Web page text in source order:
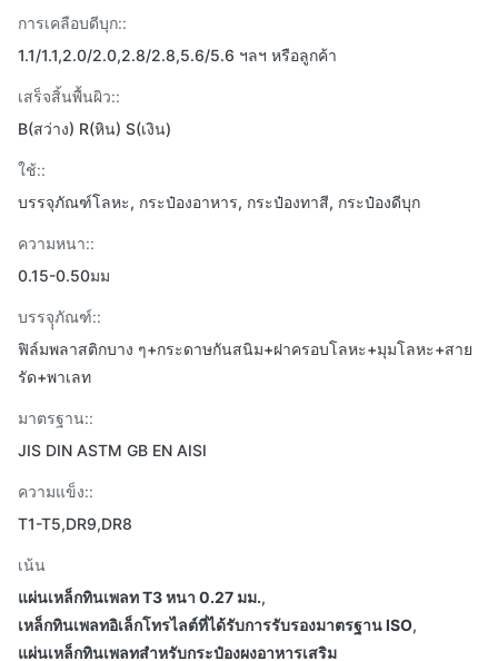
การเคลือบดีบุก::
1.1/1.1,2.0/2.0,2.8/2.8,5.6/5.6 ฯลฯ หรือลูกค้า
เสร็จสิ้นพื้นผิว::
B(สว่าง) R(หิน) S(เงิน)
ใช้::
บรรจุภัณฑ์โลหะ, กระป๋องอาหาร, กระป๋องทาสี, กระป๋องดีบุก
ความหนา::
0.15-0.50มม
บรรจุุภัณฑ์::
ฟิล์มพลาสติกบาง ๆ+กระดาษกันสนิม+ฝาครอบโลหะ+มุมโลหะ+สาย
รัด+พาเลท
มาตรฐาน::
JIS DIN ASTM GB EN AISI
ความแข็ง::
T1-T5,DR9,DR8
เน้น
แผ่นเหล็กทินเพลท T3 หนา 0.27 มม.,
เหล็กทินเพลทอิเล็กโทรไลต์ที่ได้รับการรับรองมาตรฐาน ISO,
แผ่นเหล็กทินเพลทสำหรับกระป๋องผงอาหารเสริม